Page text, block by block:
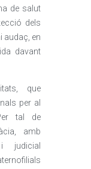
de salut
dels
audaç, en
davant
que
per al
tal de
amb
i judicial